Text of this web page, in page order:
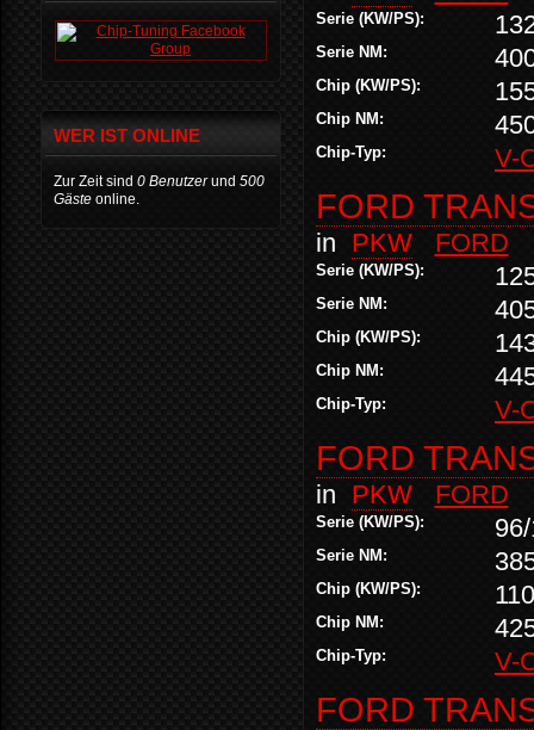
Serie (KW/PS):
Serie NM:
Chip (KW/PS):
Chip NM:
Chip-Typ: V-
FORD
in PKW FORD
Serie (KW/PS):
Serie NM:
Chip (KW/PS):
Chip NM:
Chip-Typ: V-
FORD
in PKW FORD
Serie (KW/PS):
Serie NM:
Chip (KW/PS):
Chip NM:
Chip-Typ: V-
FORD
WER IST ONLINE
Zur Zeit sind 0 Benutzerund 500
Gäste online.